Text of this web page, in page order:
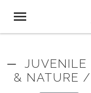
─ JUVENILE
& NATURE